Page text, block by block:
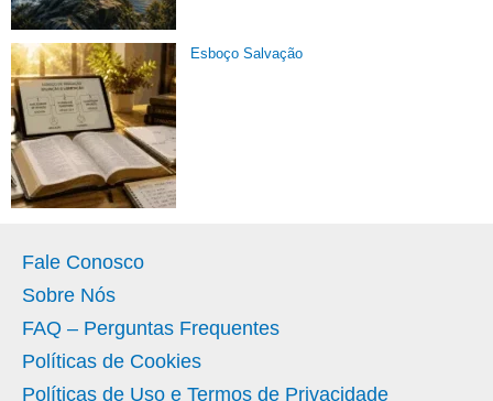
Esboço Salvação
Fale Conosco
Sobre Nós
FAQ – Perguntas Frequentes
Políticas de Cookies
Políticas de Uso e Termos de Privacidade